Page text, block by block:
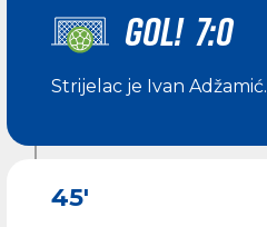
GOL! 7:0
Strijelac je Ivan Adžamić.
45'